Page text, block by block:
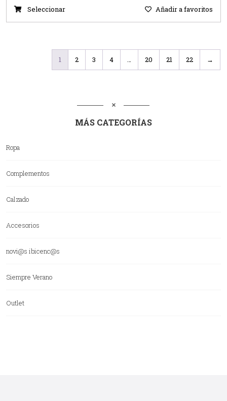
Seleccionar Añadir a favoritos
1 2 3 4 … 20 21 22 →
MÁS CATEGORÍAS
Ropa
Complementos
Calzado
Accesorios
novi@s ibicenc@s
Siempre Verano
Outlet